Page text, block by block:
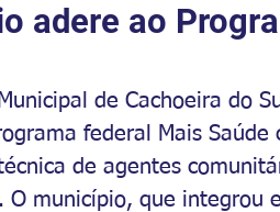
adere ao
de Cachoeira do
federal Mais
de agentes
O município, que integrou